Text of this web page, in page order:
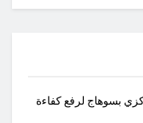
بسوهاج لرفع كفاءة